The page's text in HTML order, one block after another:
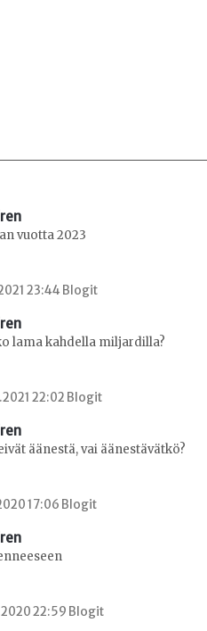
vuotta 2023
23:44 Blogit
lama kahdella miljardilla?
22:02 Blogit
äänestä, vai äänestävätkö?
17:06 Blogit
22:59 Blogit